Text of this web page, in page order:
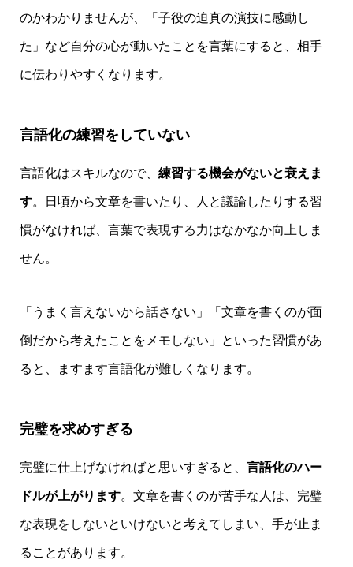
のかわかりませんが、「子役の迫真の演技に感動し
た」など自分の心が動いたことを言葉にすると、相手
に伝わりやすくなります。
言語化の練習をしていない
言語化はスキルなので、 練習する機会がないと衰えま
す。日頃から文章を書いたり、人と議論したりする習
慣がなければ、言葉で表現する力はなかなか向上しま
せん。
「うまく言えないから話さない」「文章を書くのが面
倒だから考えたことをメモしない」といった習慣があ
ると、ますます言語化が難しくなります。
完璧を求めすぎる
完璧に仕上げなければと思いすぎると、 言語化のハー
ドルが上がります。文章を書くのが苦手な人は、完璧
な表現をしないといけないと考えてしまい、手が止ま
ることがあります。